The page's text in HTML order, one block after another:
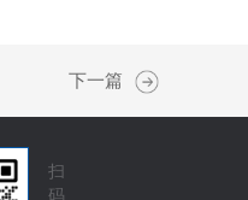
下一篇
扫
码